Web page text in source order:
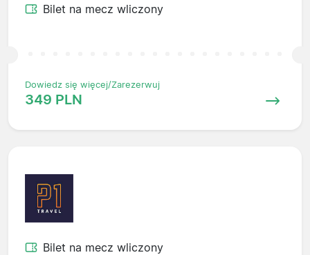
Bilet na mecz wliczony
Dowiedz się więcej/Zarezerwuj
349 PLN
Bilet na mecz wliczony